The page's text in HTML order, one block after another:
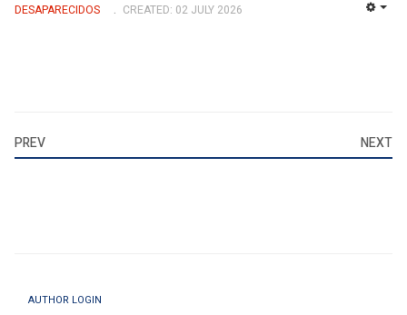
DESAPARECIDOS CREATED: 02 JULY 2026
PREV NEXT
AUTHOR LOGIN